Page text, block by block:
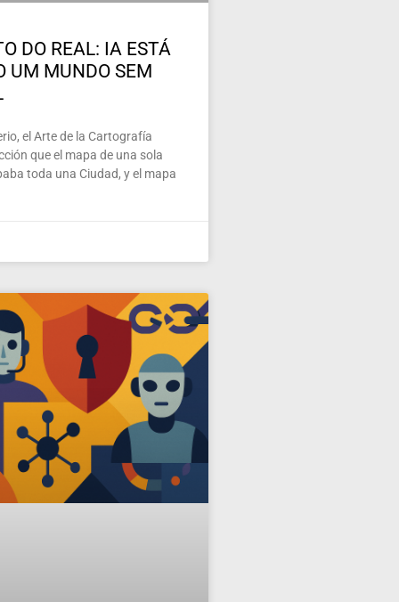
DO REAL: IA ESTÁ
UM MUNDO SEM
el Arte de la Cartografía
que el mapa de una sola
toda una Ciudad, y el mapa